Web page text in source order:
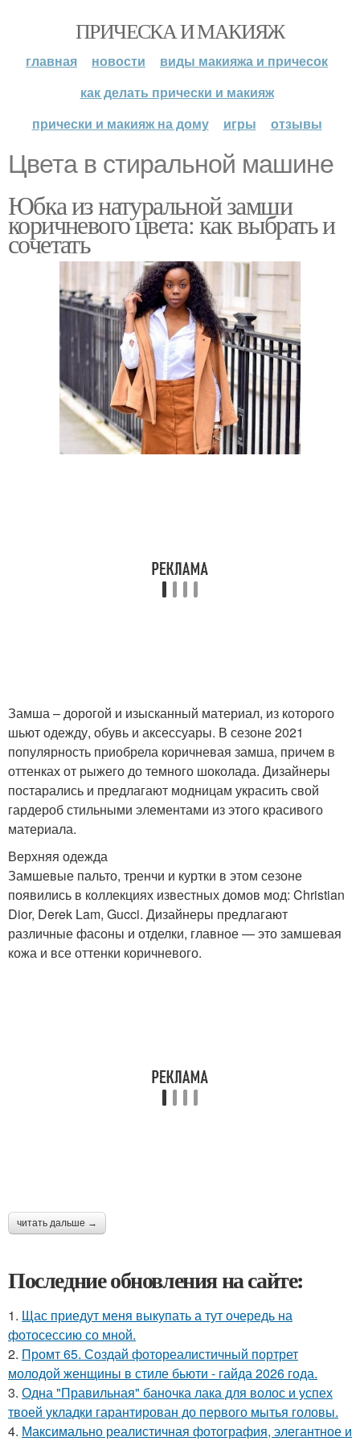
ПРИЧЕСКА И МАКИЯЖ
главная новости
виды макияжа и причесок
как делать прически и макияж
прически и макияж на дому
игры отзывы
Цвета в стиральной машине
Юбка из натуральной замши
коричневого цвета: как выбрать и
сочетать
Замша – дорогой и изысканный материал, из которого
шьют одежду, обувь и аксессуары. В сезоне 2021
популярность приобрела коричневая замша, причем в
оттенках от рыжего до темного шоколада. Дизайнеры
постарались и предлагают модницам украсить свой
гардероб стильными элементами из этого красивого
материала.
Верхняя одежда
Замшевые пальто, тренчи и куртки в этом сезоне
появились в коллекциях известных домов мод: Christian
Dior, Derek Lam, Gucci. Дизайнеры предлагают
различные фасоны и отделки, главное — это замшевая
кожа и все оттенки коричневого.
читать дальше →
Последние обновления на сайте:
1. Щас приедут меня выкупать а тут очередь на
фотосессию со мной.
2. Промт 65. Создай фотореалистичный портрет
молодой женщины в стиле бьюти - гайда 2026 года.
3. Одна "Правильная" баночка лака для волос и успех
твоей укладки гарантирован до первого мытья головы.
4. Максимально реалистичная фотография, элегантное и